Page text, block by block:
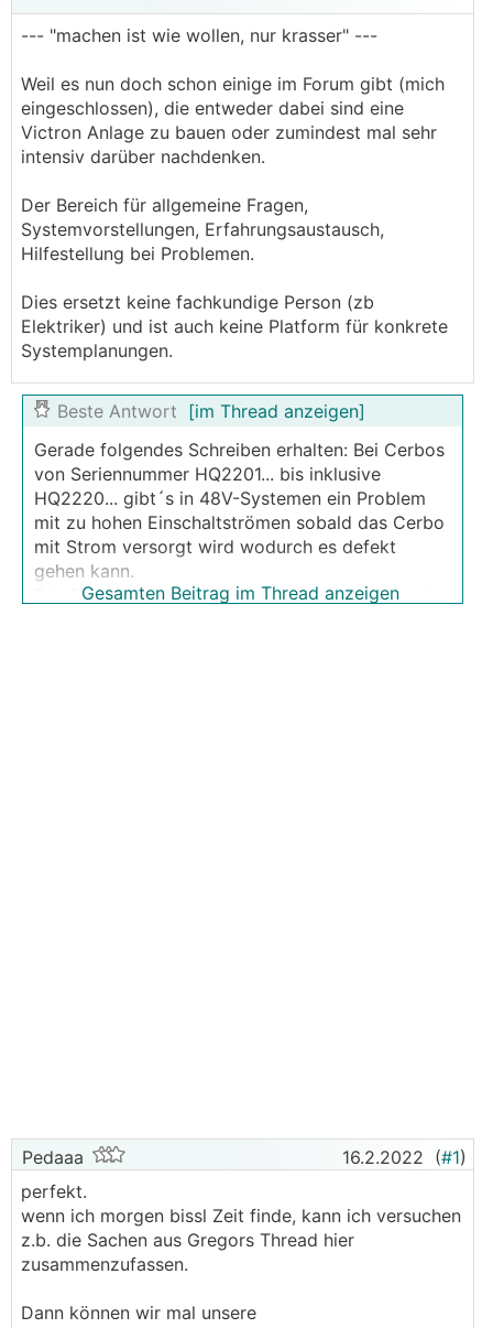
--- "machen ist wie wollen, nur krasser" ---
Weil es nun doch schon einige im Forum gibt (mich
eingeschlossen), die entweder dabei sind eine
Victron Anlage zu bauen oder zumindest mal sehr
intensiv darüber nachdenken.
Der Bereich für allgemeine Fragen,
Systemvorstellungen, Erfahrungsaustausch,
Hilfestellung bei Problemen.
Dies ersetzt keine fachkundige Person (zb
Elektriker) und ist auch keine Platform für konkrete
Systemplanungen.
Beste Antwort [im Thread anzeigen]
Gerade folgendes Schreiben erhalten: Bei Cerbos
von Seriennummer HQ2201... bis inklusive
HQ2220... gibt´s in 48V-Systemen ein Problem
mit zu hohen Einschaltströmen sobald das Cerbo
mit Strom versorgt wird wodurch es defekt
gehen kann.
Die Geräte werden lt. Victron ausgetauscht, bei
Gesamten Beitrag im Thread anzeigen
Pedaaa 16.2.2022 (#1)
perfekt.
wenn ich morgen bissl Zeit finde, kann ich versuchen
z.b. die Sachen aus Gregors Thread hier
zusammenzufassen.
Dann können wir mal unsere